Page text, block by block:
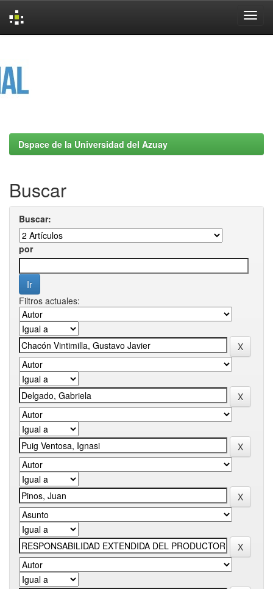
Dspace de la Universidad del Azuay
Buscar
Buscar:
por
Filtros actuales: